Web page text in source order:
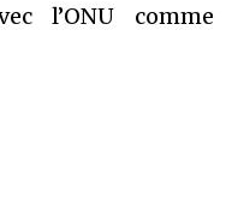
l’ONU comme